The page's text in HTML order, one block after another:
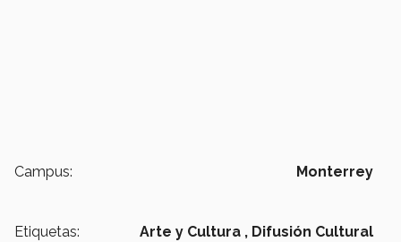
Campus: Monterrey
Etiquetas: Arte y Cultura , Difusión Cultural